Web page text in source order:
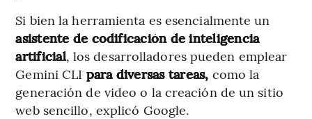
Si bien la herramienta es esencialmente un
asistente de codificación de inteligencia
artificial, los desarrolladores pueden emplear
Gemini CLI para diversas tareas, como la
generación de video o la creación de un sitio
web sencillo, explicó Google.